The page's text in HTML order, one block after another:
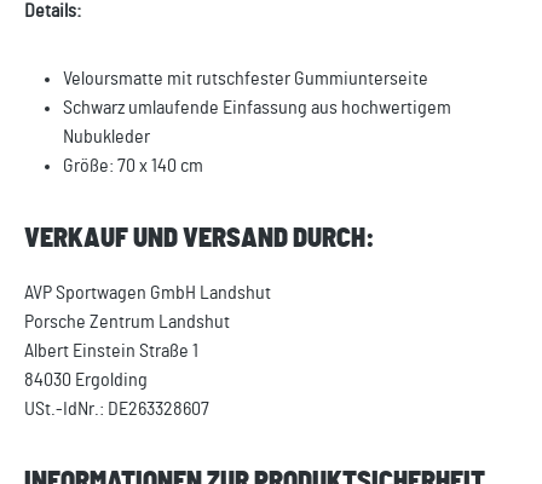
Details:
Veloursmatte mit rutschfester Gummiunterseite
Schwarz umlaufende Einfassung aus hochwertigem
Nubukleder
Größe: 70 x 140 cm
VERKAUF UND VERSAND DURCH:
AVP Sportwagen GmbH Landshut
Porsche Zentrum Landshut
Albert Einstein Straße 1
84030 Ergolding
USt.-IdNr.: DE263328607